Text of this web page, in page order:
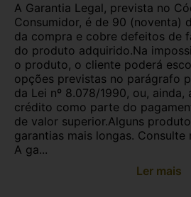
A Garantia Legal, prevista no
Consumidor, é de 90 (noventa)
da compra e cobre defeitos de
do produto adquirido.Na
o produto, o cliente poderá
opções previstas no parágrafo
da Lei nº 8.078/1990, ou,
crédito como parte do
de valor superior.Alguns
garantias mais longas. Consulte
A ga...
Ler mais